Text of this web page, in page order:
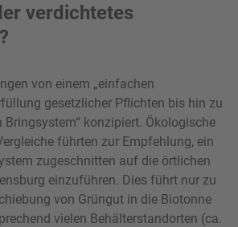
verdichtetes
von einem „einfachen
gesetzlicher Pflichten bis hin zu
Bringsystem“ konzipiert. Ökologische
führten zur Empfehlung, ein
zugeschnitten auf die örtlichen
einzuführen. Dies führt nur zu
von Grüngut in die Biotonne
vielen Behälterstandorten (ca.